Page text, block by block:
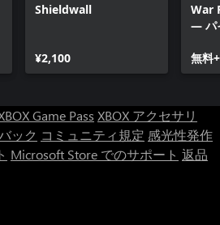
Shieldwall
¥2,100
War
— パ
無料+
Game Pass XBOX アクセサリ
ック コミュニティ規定 感光性発作
Microsoft Store でのサポート 返品